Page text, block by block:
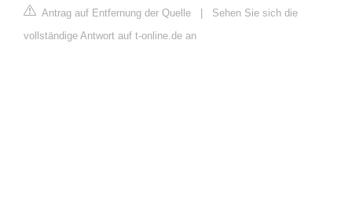
Antrag auf Entfernung der Quelle | Sehen Sie sich die
vollständige Antwort auf t-online.de an